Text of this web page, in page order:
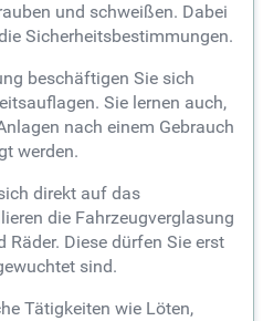
und schweißen. Dabei
Sicherheitsbestimmungen.
beschäftigen Sie sich
Sie lernen auch,
nach einem Gebrauch
werden.
direkt auf das
die Fahrzeugverglasung
Räder. Diese dürfen Sie erst
sind.
Tätigkeiten wie Löten,